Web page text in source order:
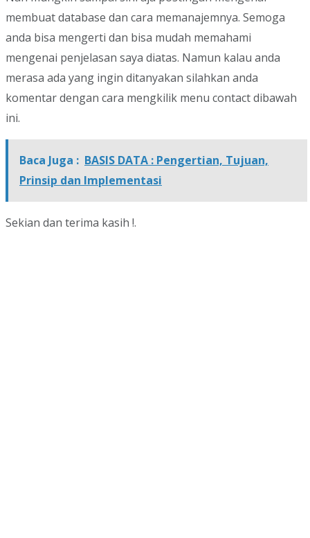
membuat database dan cara memanajemnya. Semoga
anda bisa mengerti dan bisa mudah memahami
mengenai penjelasan saya diatas. Namun kalau anda
merasa ada yang ingin ditanyakan silahkan anda
komentar dengan cara mengkilik menu contact dibawah
ini.
Baca Juga : BASIS DATA : Pengertian, Tujuan,
Prinsip dan Implementasi
Sekian dan terima kasih !.